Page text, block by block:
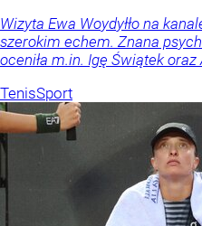
Wizyta Ewa Woydyłło na
szerokim echem. Znana
oceniła m.in. Igę Świątek oraz
TenisSport